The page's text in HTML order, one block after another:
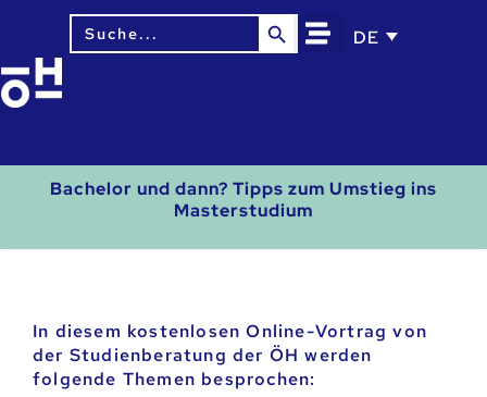
Search
for:
Search Button
DE
Bachelor und dann? Tipps zum Umstieg ins
Masterstudium
In diesem kostenlosen Online-Vortrag von
der Studienberatung der ÖH werden
folgende Themen besprochen: